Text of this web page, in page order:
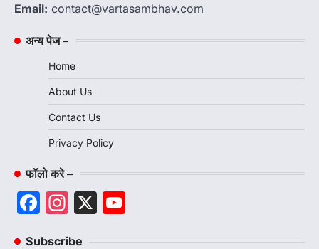
Email: contact@vartasambhav.com
अन्य पेज –
Home
About Us
Contact Us
Privacy Policy
फॉलो करे –
Facebook
Instagram
X
Subscribe